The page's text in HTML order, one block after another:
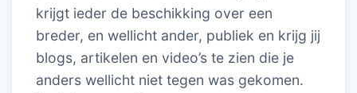
krijgt ieder de beschikking over een
breder, en wellicht ander, publiek en krijg jij
blogs, artikelen en video’s te zien die je
anders wellicht niet tegen was gekomen.